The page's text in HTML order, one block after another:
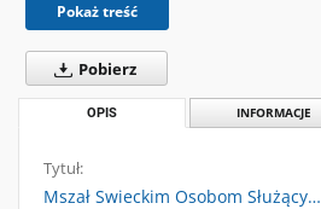
Pokaż treść
Pobierz
OPIS INFORMACJE
Tytuł:
Mszał Swieckim Osobom Służący…